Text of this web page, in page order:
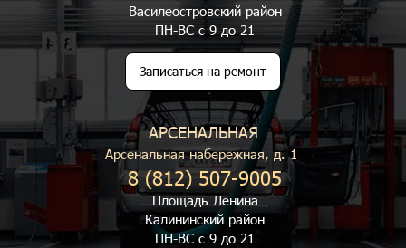
Василеостровский район
ПН-ВС с 9 до 21
Записаться на ремонт
АРСЕНАЛЬНАЯ
Арсенальная набережная, д. 1
8 (812) 507-9005
Площадь Ленина
Калининский район
ПН-ВС с 9 до 21